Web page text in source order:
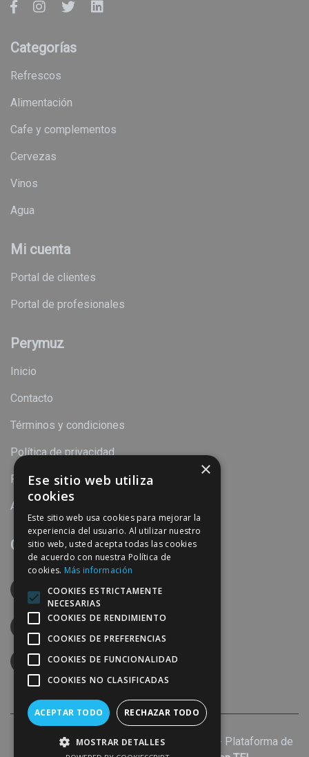
Categorías
refrescos
alimentación
cafe y complementos
cervezas
vinos
agua
Mi cuenta
Portal de clientes
Portal de profesionales
Perymuz
Inicio
Contacto
Términos y condiciones
Política de privacidad
Política de cookies
Aviso legal
Contacto
España
info@perymuz.es
2026 © Todos los Derechos Reservados - Plataforma de
×
Ese sitio web utiliza
cookies
Este sitio web usa cookies para mejorar la
experiencia del usuario. Al utilizar nuestro
sitio web, usted acepta todas las cookies
de acuerdo con nuestra Política de
cookies. Más información
COOKIES ESTRICTAMENTE
NECESARIAS
COOKIES DE RENDIMIENTO
COOKIES DE PREFERENCIAS
COOKIES DE FUNCIONALIDAD
COOKIES NO CLASIFICADAS
ACEPTAR TODO RECHAZAR TODO
MOSTRAR DETALLES